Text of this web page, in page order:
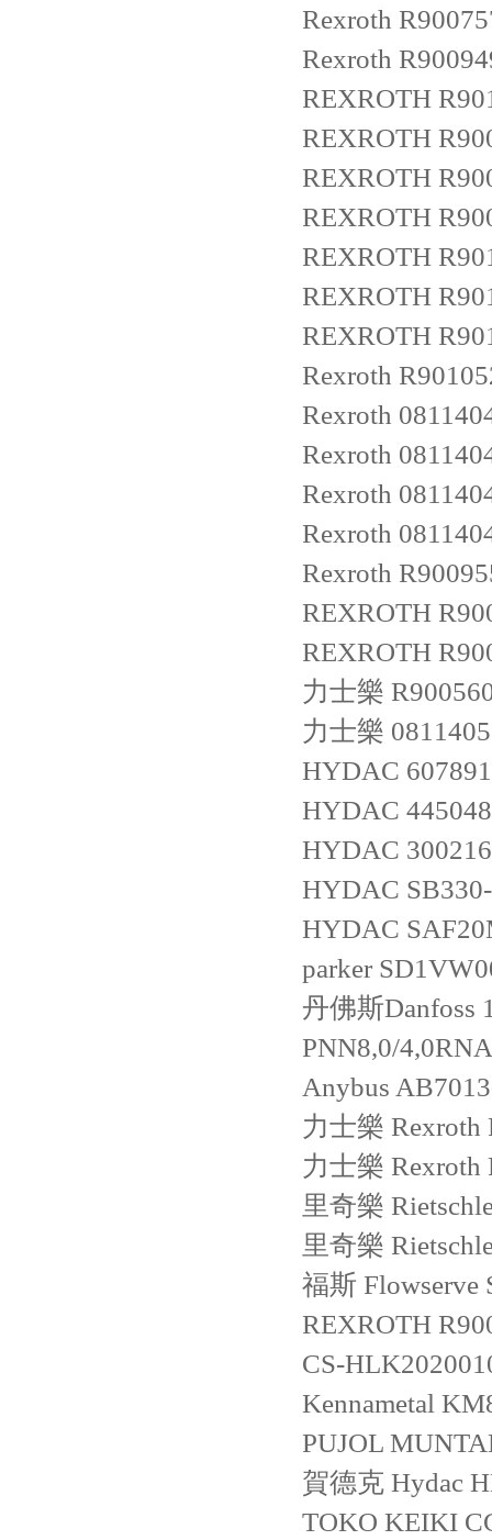
Rexroth
Rexroth
REXROTH
REXROTH
REXROTH
REXROTH
REXROTH
REXROTH
REXROTH
Rexroth
Rexroth
Rexroth
Rexroth
Rexroth
Rexroth
REXROTH
REXROTH
力士樂
力士樂
HYDAC
HYDAC
HYDAC
HYDAC
HYDAC
parker
丹佛斯Danfoss
PNN8,0/
Anybus
力士樂 Rexroth
力士樂 Rexroth
里奇樂
里奇樂
福斯 Flowserve
REXROTH
CS-
Kennametal
PUJOL
賀德克 Hydac
TOKO KEIKI